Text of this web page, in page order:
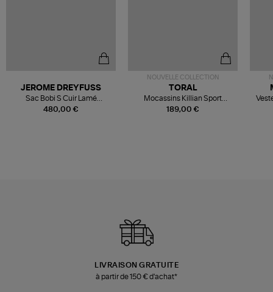
480,00 €
JEROME DREYFUSS
Sac Bobi S Cuir Lamé
Champagne
NOUVELLE COLLECTION
189,00 €
TORAL
Mocassins Killian Sport
Mousse
LIVRAISON GRATUITE
à partir de 150 € d'achat*